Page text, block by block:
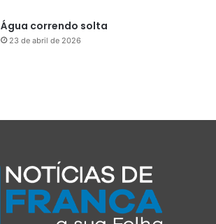
Água correndo solta
23 de abril de 2026